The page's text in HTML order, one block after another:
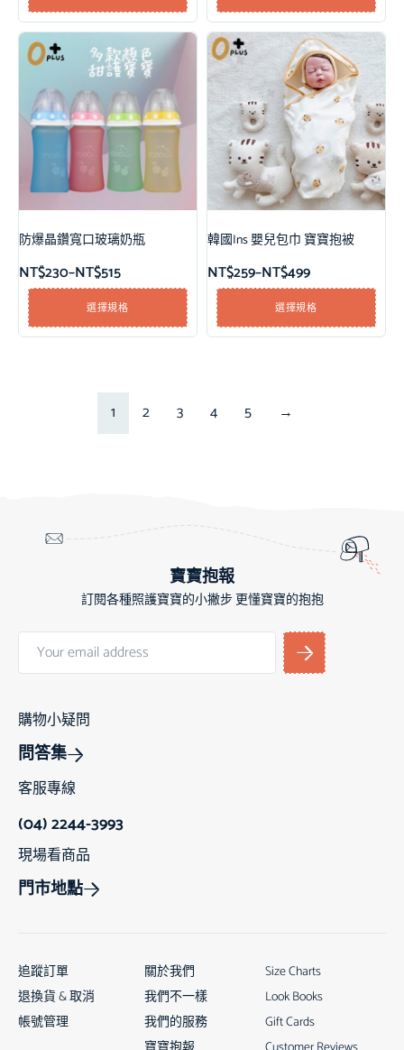
防爆晶鑽寬口玻璃奶瓶
NT$230–NT$515
選擇規格
韓國Ins 嬰兒包巾 寶寶抱被
NT$259–NT$499
選擇規格
1 2 3 4 5 →
寶寶抱報
訂閱各種照護寶寶的小撇步 更懂寶寶的抱抱
購物小疑問
問答集
客服專線
(04) 2244-3993
現場看商品
門市地點
Size Charts
Look Books
Gift Cards
關於我們
我們不一樣
我們的服務
追蹤訂單
退換貨 & 取消
帳號管理